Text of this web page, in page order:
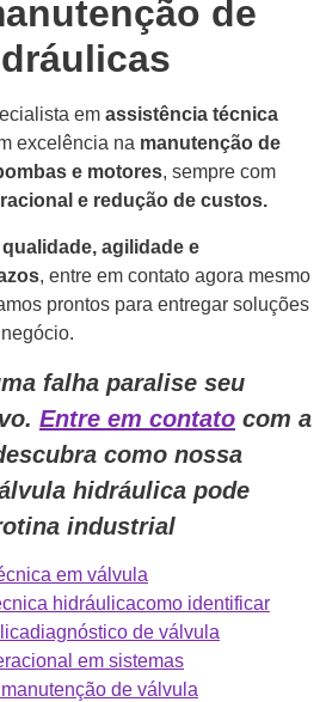
de
em assistência técnica
excelência na manutenção de
e motores, sempre com
e redução de custos.
qualidade, agilidade e
, entre em contato agora mesmo
prontos para entregar soluções
falha paralise seu
Entre em contato com a
como nossa
hidráulica pode
industrial
em válvula
hidráulicacomo identificar
diagnóstico de válvula
em sistemas
de válvula